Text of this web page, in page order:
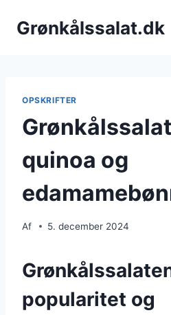
Grønkålssalat.dk
OPSKRIFTER
quinoa og
Af 5. december 2024
popularitet og